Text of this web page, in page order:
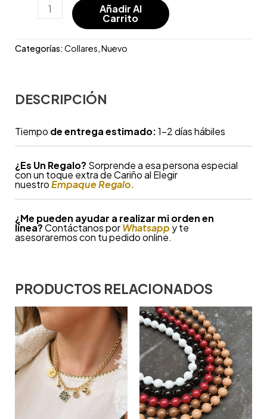
Añadir Al
Carrito
Categorías:Collares,Nuevo
DESCRIPCIÓN
Tiempo de entrega estimado:1-2 días hábiles
¿Es Un Regalo? Sorprende a esa persona especial
con un toque extra de Cariño al Elegir
nuestroEmpaque Regalo.
¿Me pueden ayudar a realizar mi orden en
línea?Contáctanos por Whatsapp y te
asesoraremos con tu pedido online.
PRODUCTOS RELACIONADOS